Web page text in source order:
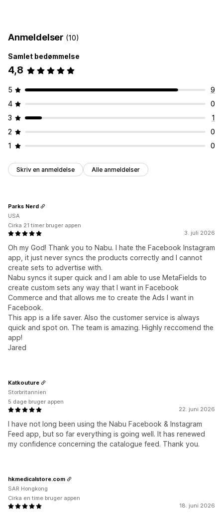
Tilpassede fortegnelser
Feeds tilpasset til lokale forhold
Synkronisering af varianter
Feedhåndtering
Lagersupport
Anmeldelser (10)
Samlet bedømmelse
4,8
5
9
4
0
3
1
2
0
1
0
Skriv en anmeldelse Alle anmeldelser
3. juli 2026
Oh my God! Thank you to Nabu. I hate the Facebook Instagram
app, it just never syncs the products correctly and I cannot
create sets to advertise with.
Nabu syncs it super quick and I am able to use MetaFields to
create custom sets any way that I want in Facebook
Commerce and that allows me to create the Ads I want in
Facebook.
This app is a life saver. Also the customer service is always
quick and spot on. The team is amazing. Highly reccomend the
app!
Jared
Parks Nerd
USA
Cirka 21 timer bruger appen
22. juni 2026
I have not long been using the Nabu Facebook & Instagram
Feed app, but so far everything is going well. It has renewed
my confidence concerning the catalogue feed. Thank you.
Katkouture
Storbritannien
5 dage bruger appen
18. juni 2026
hkmedicalstore.com
SAR Hongkong
Cirka en time bruger appen